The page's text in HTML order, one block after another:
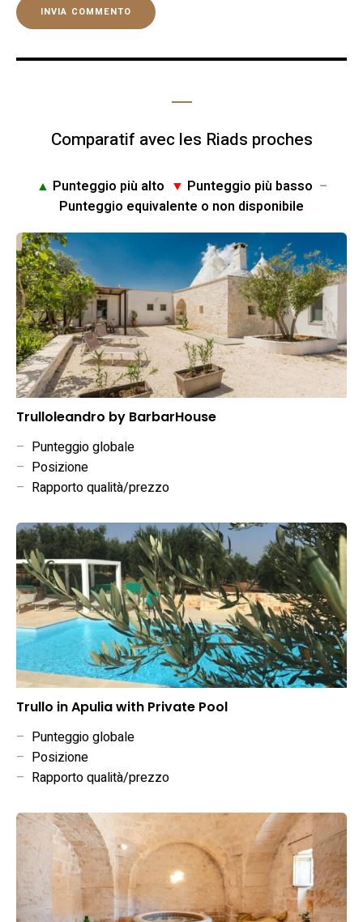
Comparatif avec les Riads proches
▲ Punteggio più alto ▼ Punteggio più basso –
Punteggio equivalente o non disponibile
Trulloleandro by BarbarHouse
– Punteggio globale
– Posizione
– Rapporto qualità/prezzo
Trullo in Apulia with Private Pool
– Punteggio globale
– Posizione
– Rapporto qualità/prezzo